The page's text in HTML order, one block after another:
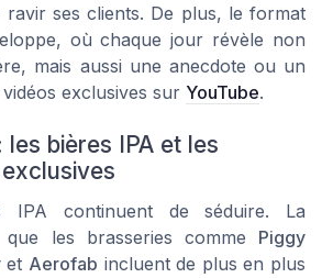
ses clients. De plus, le format
où chaque jour révèle non
mais aussi une anecdote ou un
exclusives sur YouTube.
les bières IPA et les
IPA continuent de séduire. La
les brasseries comme Piggy
et Aerofab incluent de plus en plus